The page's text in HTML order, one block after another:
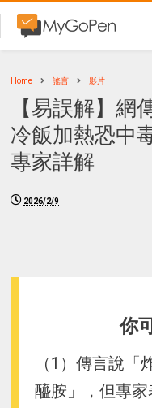
Home 謠言 影片
【易誤解】網
冷飯加熱恐中
專家詳解
2026/2/9
你
（1）傳言說
醯胺」，但專